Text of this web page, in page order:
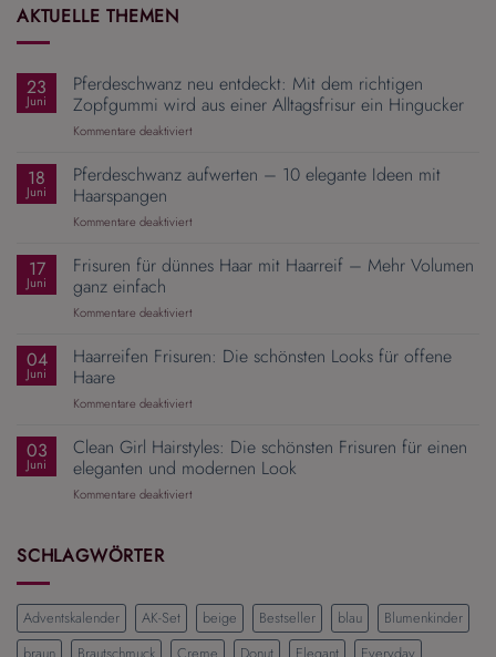
AKTUELLE THEMEN
23
Juni
Pferdeschwanz neu entdeckt: Mit dem richtigen
Zopfgummi wird aus einer Alltagsfrisur ein Hingucker
Kommentare deaktiviertfür
neu
entdeckt:
dem
Zopfgummi
einer
ein
18
Juni
Pferdeschwanz aufwerten – 10 elegante Ideen mit
Haarspangen
Kommentare deaktiviertfür
aufwerten
–
elegante
mit
17
Juni
Frisuren für dünnes Haar mit Haarreif – Mehr Volumen
ganz einfach
Kommentare deaktiviertfür
für
dünnes
mit
–
Mehr
ganz
04
Juni
Haarreifen Frisuren: Die schönsten Looks für offene
Haare
Kommentare deaktiviertfür
Frisuren:
Die
schönsten
Looks
03
Juni
Clean Girl Hairstyles: Die schönsten Frisuren für einen
eleganten und modernen Look
Kommentare deaktiviertfür
Frisuren
für
einen
SCHLAGWÖRTER
Adventskalender AK-Set beige Bestseller blau
Blumenkinder